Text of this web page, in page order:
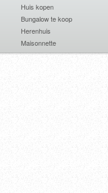
Huis kopen
Bungalow te koop
Herenhuis
Maisonnette